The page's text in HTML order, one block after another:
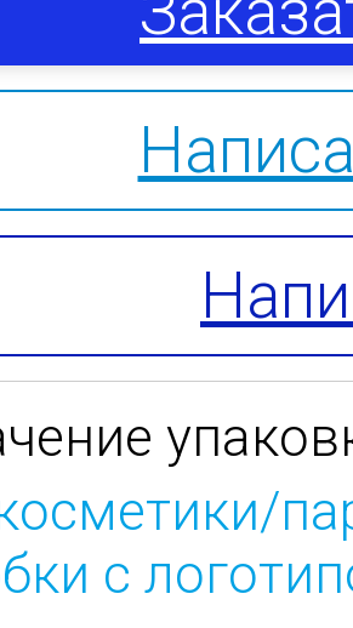
с